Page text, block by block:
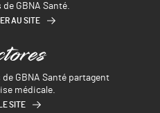
GBNA Santé.
AU SITE
GBNA Santé partagent
médicale.
SITE